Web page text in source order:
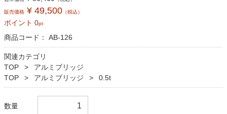
販売価格 ¥ 49,500 （税込）
ポイント 0pt
商品コード： AB-126
関連カテゴリ
TOP
アルミブリッジ
TOP
アルミブリッジ 0.5t
数量